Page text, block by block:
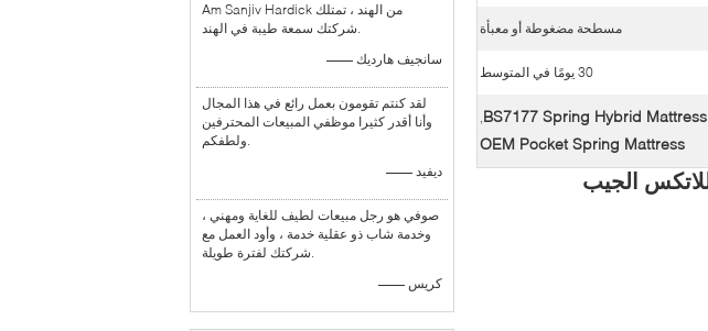
Am Sanjiv Hardick من الهند ، تمتلك
شركتك سمعة طيبة في الهند.
—— سانجيف هارديك
لقد كنتم تقومون بعمل رائع في هذا المجال
وأنا أقدر كثيرا موظفي المبيعات المحترفين
ولطفكم.
—— ديفيد
صوفي هو رجل مبيعات لطيف للغاية ومهني ،
وخدمة شاب ذو عقلية خدمة ، وأود العمل مع
شركتك لفترة طويلة.
—— كريس
مسطحة مضغوطة أو معبأة
30 يومًا في المتوسط
BS7177 Spring Hybrid Mattress
,
OEM Pocket Spring Mattress